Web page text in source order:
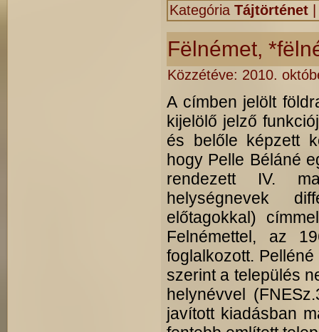
Kategória Tájtörténet
Fëlnémet,
Közzétéve: 2010.
A címben jelölt
kijelölő jelző
és belőle képzett
hogy Pelle Béláné
rendezett IV.
helységnevek
előtagokkal)
Felnémettel, az
foglalkozott.
szerint a település
helynévvel
javított kiadásban